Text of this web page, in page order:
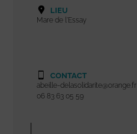
LIEU
Mare de l'Essay
CONTACT
abeille-delasolidarite@orange.fr
06 83 63 05 59